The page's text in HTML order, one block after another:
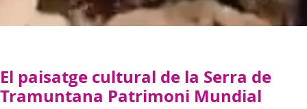
El paisatge cultural de la Serra de
Tramuntana Patrimoni Mundial